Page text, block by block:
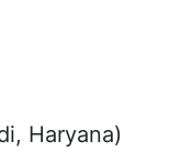
Haryana)